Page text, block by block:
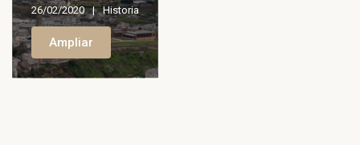
26/02/2020 Historia
Ampliar